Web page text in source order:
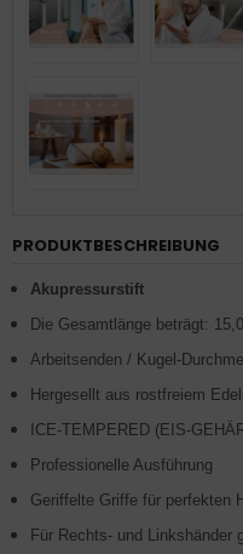
PRODUKTBESCHREIBUNG
Akupressurstift
Die Gesamtlänge beträgt:
Arbeitsenden / Kugel-
Hergesellt aus rostfreiem
ICE-TEMPERED (EIS-
Professionelle Ausführung
Geriffelte Griffe für perfekten
Für Rechts- und Linkshänder